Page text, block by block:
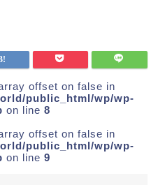
offset on false in
public_html/wp/wp-
on line 8
offset on false in
public_html/wp/wp-
on line 9